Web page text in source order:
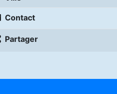
Contact
Partager